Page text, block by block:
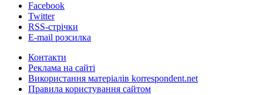
Facebook
Twitter
RSS-стрічки
E-mail розсилка
Контакти
Реклама на сайті
Використання матеріалів korrespondent.net
Правила користування сайтом